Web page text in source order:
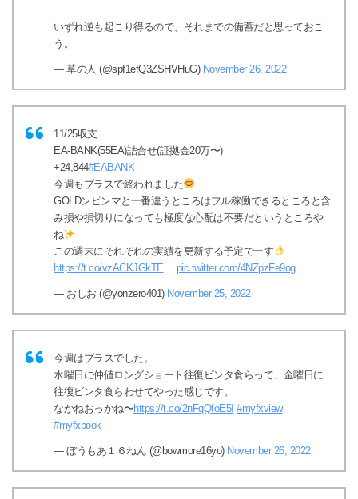
いずれ逆も起こり得るので、それまでの備蓄だと思っておこ
う。
— 草の人 (@spf1efQ3ZSHVHuG) November 26, 2022
11/25収支
EA-BANK(55EA)詰合せ(証拠金20万〜)
+24,844#EABANK
今週もプラスで終われました
GOLDンピンマと一番違うところはフル稼働できるところと含
み損や損切りになっても極度な心配は不要だというところや
ね
この週末にそれぞれの実績を更新する予定でーす
https://t.co/vzACKJGkTE… pic.twitter.com/4NZpzFe9og
— おしお (@yonzero401) November 25, 2022
今週はプラスでした。
水曜日に仲値ロングショート往復ビンタ食らって、金曜日に
往復ビンタ食らわせてやった感じです。
なかねおっかね〜https://t.co/2nFqQfoE5I #myfxview
#myfxbook
— ぼうもあ１６ねん (@bowmore16yo) November 26, 2022